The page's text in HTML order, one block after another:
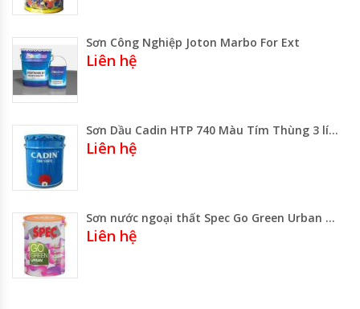
Sơn Công Nghiệp Joton Marbo For Ext
Liên hệ
Sơn Dầu Cadin HTP 740 Màu Tím Thùng 3 lít Thùng 17.75 Lít
Liên hệ
Sơn nước ngoại thất Spec Go Green Urban siêu hạng
Liên hệ